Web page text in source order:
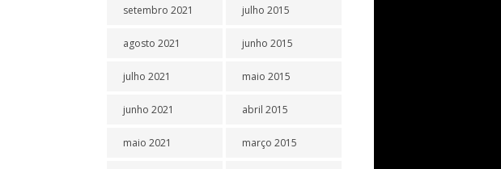
setembro 2021
agosto 2021
julho 2021
junho 2021
maio 2021
julho 2015
junho 2015
maio 2015
abril 2015
março 2015